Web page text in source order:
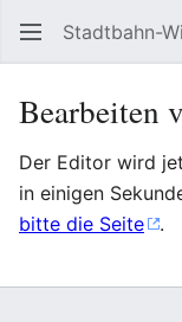
Stadtbahn-
Bearbeiten
Der Editor wird
in einigen
bitte die Seite
.